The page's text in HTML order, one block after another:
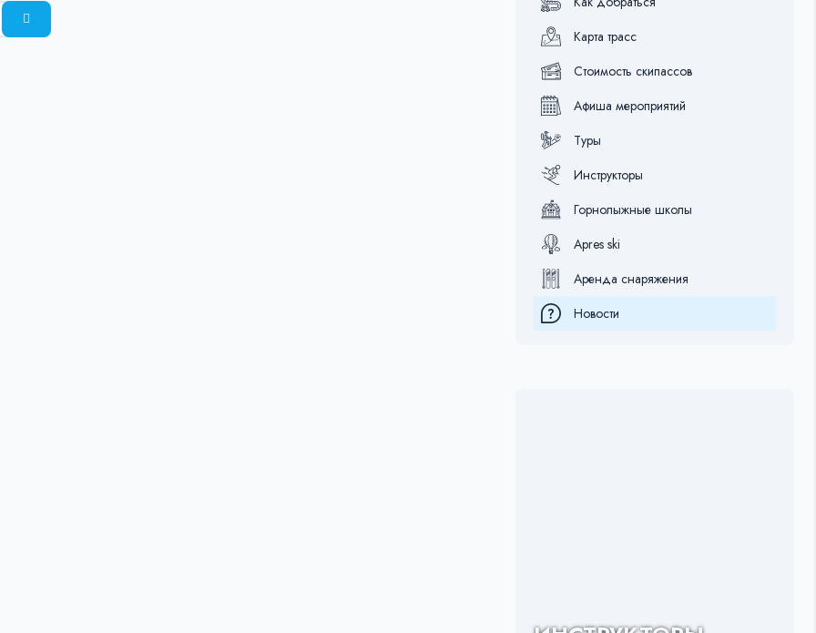
Карта трасс
Стоимость скипассов
Афиша мероприятий
Туры
Инструкторы
Горнолыжные школы
Apres ski
Аренда снаряжения
Новости